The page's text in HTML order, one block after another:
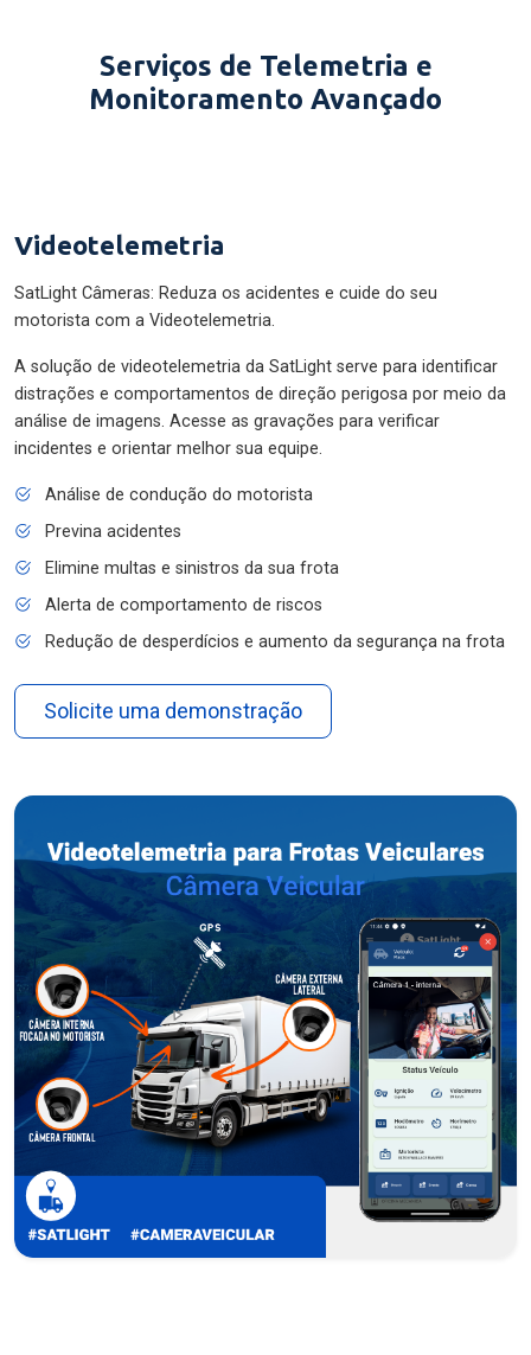
Serviços de Telemetria e
Monitoramento Avançado
Videotelemetria
SatLight Câmeras: Reduza os acidentes e cuide do seu
motorista com a Videotelemetria.
A solução de videotelemetria da SatLight serve para identificar
distrações e comportamentos de direção perigosa por meio da
análise de imagens. Acesse as gravações para verificar
incidentes e orientar melhor sua equipe.
Análise de condução do motorista
Previna acidentes
Elimine multas e sinistros da sua frota
Alerta de comportamento de riscos
Redução de desperdícios e aumento da segurança na frota
Solicite uma demonstração